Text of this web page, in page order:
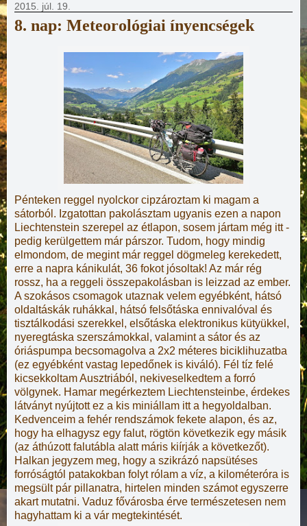
2015. júl. 19.
8. nap: Meteorológiai ínyencségek
Pénteken reggel nyolckor cipzároztam ki magam a
sátorból. Izgatottan pakolásztam ugyanis ezen a napon
Liechtenstein szerepel az étlapon, sosem jártam még itt -
pedig kerülgettem már párszor. Tudom, hogy mindig
elmondom, de megint már reggel dögmeleg kerekedett,
erre a napra kánikulát, 36 fokot jósoltak! Az már rég
rossz, ha a reggeli összepakolásban is leizzad az ember.
A szokásos csomagok utaznak velem egyébként, hátsó
oldaltáskák ruhákkal, hátsó felsőtáska ennivalóval és
tisztálkodási szerekkel, elsőtáska elektronikus kütyükkel,
nyeregtáska szerszámokkal, valamint a sátor és az
óriáspumpa becsomagolva a 2x2 méteres biciklihuzatba
(ez egyébként vastag lepedőnek is kiváló). Fél tíz felé
kicsekkoltam Ausztriából, nekiveselkedtem a forró
völgynek. Hamar megérkeztem Liechtensteinbe, érdekes
látványt nyújtott ez a kis miniállam itt a hegyoldalban.
Kedvenceim a fehér rendszámok fekete alapon, és az,
hogy ha elhagysz egy falut, rögtön következik egy másik
(az áthúzott falutábla alatt máris kiírják a következőt).
Halkan jegyzem meg, hogy a szikrázó napsütéses
forróságtól patakokban folyt rólam a víz, a kilométeróra is
megsült pár pillanatra, hirtelen minden számot egyszerre
akart mutatni. Vaduz fővárosba érve természetesen nem
hagyhattam ki a vár megtekintését.